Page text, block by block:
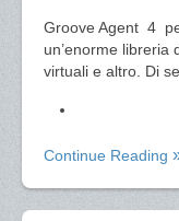
Groove Agent 4
un’enorme libreria
virtuali e altro. Di
Continue Reading